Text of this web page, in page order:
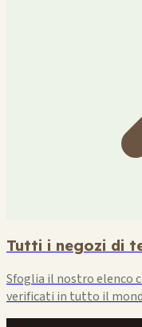
Tutti i negozi di
Sfoglia il nostro elenco
verificati in tutto il